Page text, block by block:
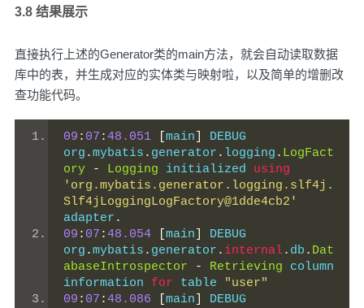
3.8 结果展示
直接执行上述的Generator类的main方法，就会自动读取数据
库中的表，并生成对应的实体类与映射啦，以及简单的增删改
查功能代码。
09 : 07 :48.051 main
DEBUG
org .mybatis . generator . logging . LogFact
ory
- Logging initialized using
'org.mybatis.generator.logging.slf4j.
Slf4jLoggingLogFactory@1dde4cb2'
adapter .
09 : 07 :48.054 main
DEBUG
org .mybatis . generator . internal. db . Dat
abaseIntrospector
- Retrieving column
information for table
"user"
09 : 07 :48.086 main
DEBUG